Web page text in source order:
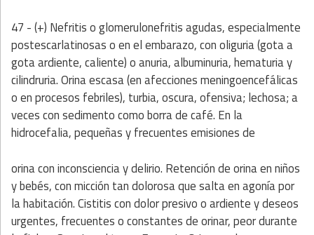
47 - (+) Nefritis o glomerulonefritis agudas, especialmente
postescarlatinosas o en el embarazo, con oliguria (gota a
gota ardiente, caliente) o anuria, albuminuria, hematuria y
cilindruria. Orina escasa (en afecciones meningoencefálicas
o en procesos febriles), turbia, oscura, ofensiva; lechosa; a
veces con sedimento como borra de café. En la
hidrocefalia, pequeñas y frecuentes emisiones de
orina con inconsciencia y delirio. Retención de orina en niños
y bebés, con micción tan dolorosa que salta en agonía por
la habitación. Cistitis con dolor presivo o ardiente y deseos
urgentes, frecuentes o constantes de orinar, peor durante